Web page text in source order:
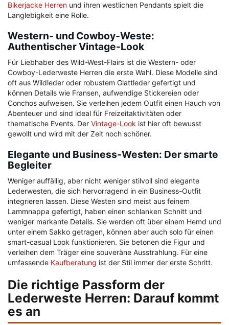
Bikerjacke Herren und ihren westlichen Pendants spielt die
Langlebigkeit eine Rolle.
Western- und Cowboy-Weste:
Authentischer Vintage-Look
Für Liebhaber des Wild-West-Flairs ist die Western- oder
Cowboy-Lederweste Herren die erste Wahl. Diese Modelle sind
oft aus Wildleder oder robustem Glattleder gefertigt und
können Details wie Fransen, aufwendige Stickereien oder
Conchos aufweisen. Sie verleihen jedem Outfit einen Hauch von
Abenteuer und sind ideal für Freizeitaktivitäten oder
thematische Events. Der Vintage-Look ist hier oft bewusst
gewollt und wird mit der Zeit noch schöner.
Elegante und Business-Westen: Der smarte
Begleiter
Weniger auffällig, aber nicht weniger stilvoll sind elegante
Lederwesten, die sich hervorragend in ein Business-Outfit
integrieren lassen. Diese Westen sind meist aus feinem
Lammnappa gefertigt, haben einen schlanken Schnitt und
weniger markante Details. Sie werden oft über einem Hemd und
unter einem Sakko getragen, können aber auch solo für einen
smart-casual Look funktionieren. Sie betonen die Figur und
verleihen dem Träger eine souveräne Ausstrahlung. Für eine
umfassende Kaufberatung ist der Stil immer der erste Schritt.
Die richtige Passform der
Lederweste Herren: Darauf kommt
es an